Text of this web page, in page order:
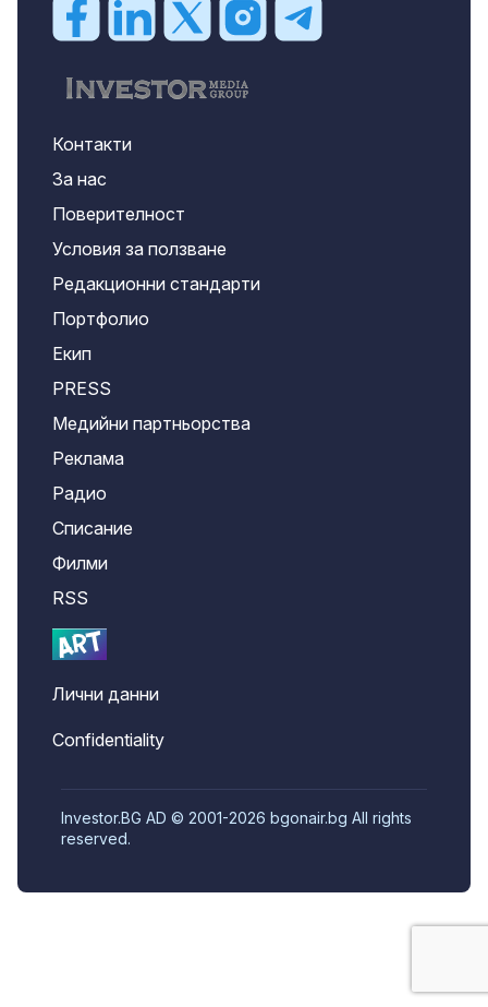
Контакти
За нас
Поверителност
Условия за ползване
Редакционни стандарти
Портфолио
Екип
PRESS
Медийни партньорства
Реклама
Радио
Списание
Филми
RSS
Лични данни
Confidentiality
Investor.BG AD © 2001-2026 bgonair.bg All rights
reserved.